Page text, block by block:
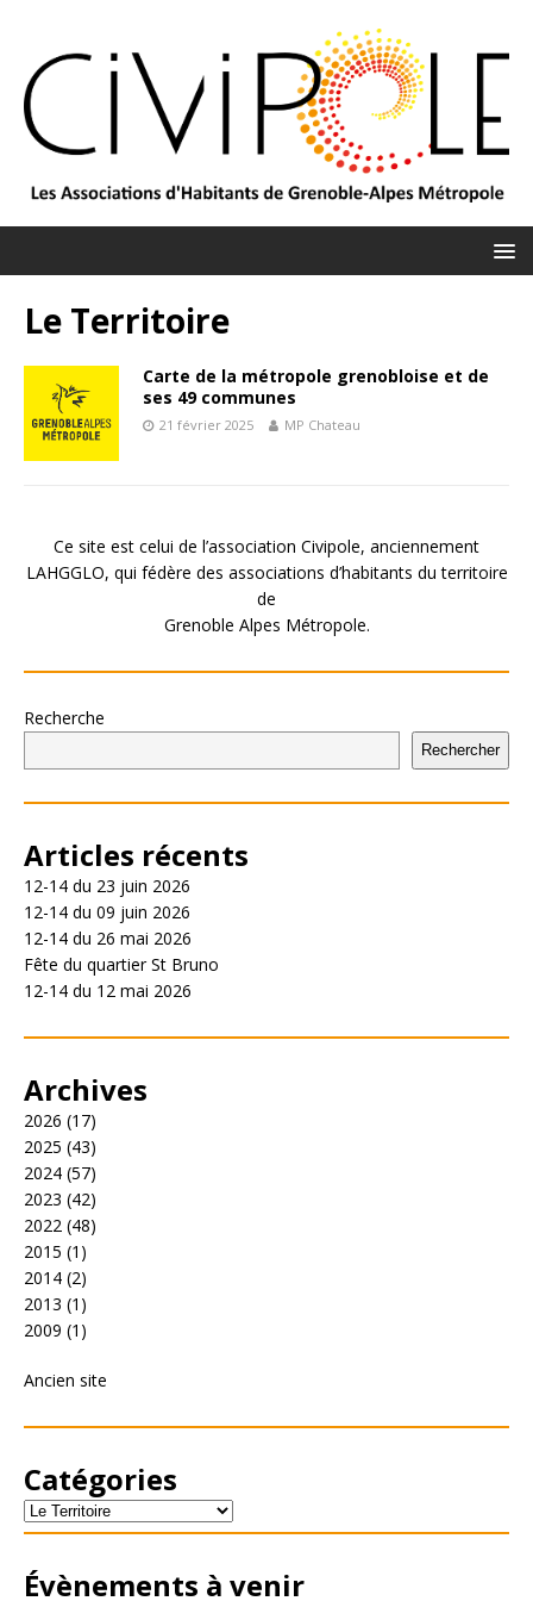
Le Territoire
Carte de la métropole grenobloise et de
ses 49 communes
21 février 2025 MP Chateau
Ce site est celui de l’association Civipole, anciennement
LAHGGLO, qui fédère des associations d’habitants du territoire
de
Grenoble Alpes Métropole.
Recherche
Rechercher
Articles récents
12-14 du 23 juin 2026
12-14 du 09 juin 2026
12-14 du 26 mai 2026
Fête du quartier St Bruno
12-14 du 12 mai 2026
Archives
2026 (17)
2025 (43)
2024 (57)
2023 (42)
2022 (48)
2015 (1)
2014 (2)
2013 (1)
2009 (1)
Ancien site
Catégories
Évènements à venir